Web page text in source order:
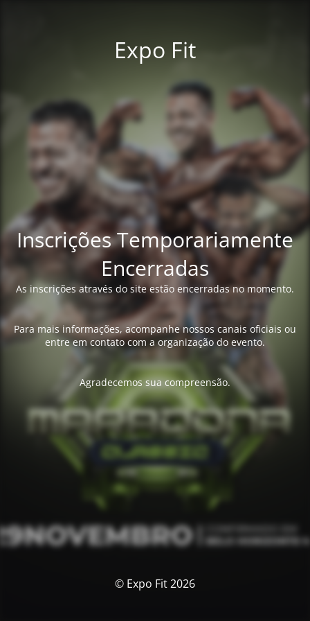
Expo Fit
Inscrições Temporariamente
Encerradas
As inscrições através do site estão encerradas no momento.
Para mais informações, acompanhe nossos canais oficiais ou
entre em contato com a organização do evento.
Agradecemos sua compreensão.
© Expo Fit 2026